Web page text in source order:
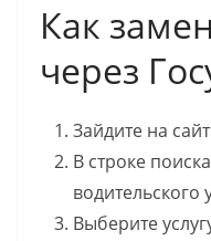
Как
через
Зайдите на
В строке
водительского
Выберите